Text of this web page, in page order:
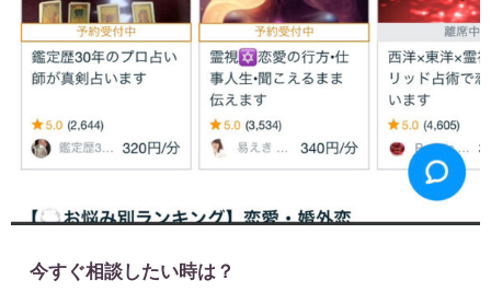
今すぐ相談したい時は？